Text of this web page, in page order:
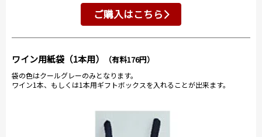
ご購入はこちら
ワイン用紙袋（1本用） （有料176円）
袋の色はクールグレーのみとなります。
ワイン1本、もしくは1本用ギフトボックスを入れることが出来ます。